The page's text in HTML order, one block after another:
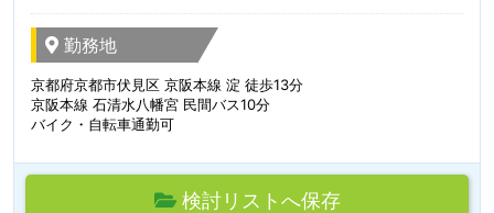
勤務地
京都府京都市伏見区 京阪本線 淀 徒歩13分
京阪本線 石清水八幡宮 民間バス10分
バイク・自転車通勤可
検討リストへ保存